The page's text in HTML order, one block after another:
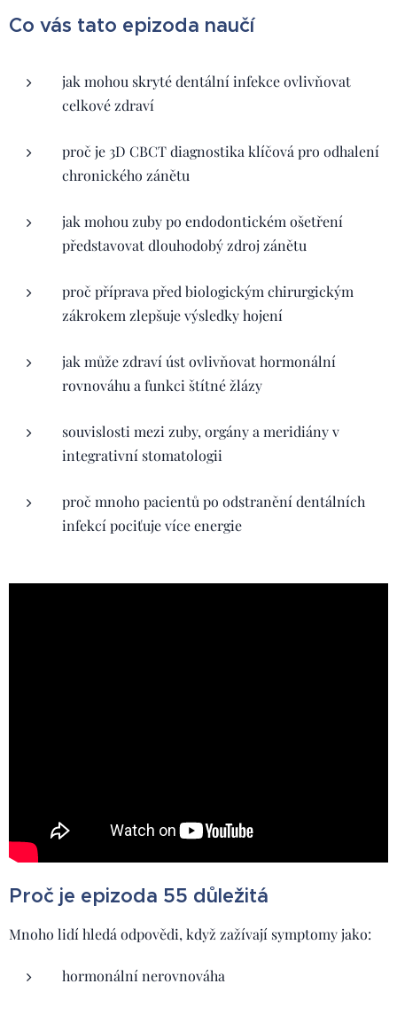
Co vás tato epizoda naučí
jak mohou skryté dentální infekce ovlivňovat
celkové zdraví
proč je 3D CBCT diagnostika klíčová pro odhalení
chronického zánětu
jak mohou zuby po endodontickém ošetření
představovat dlouhodobý zdroj zánětu
proč příprava před biologickým chirurgickým
zákrokem zlepšuje výsledky hojení
jak může zdraví úst ovlivňovat hormonální
rovnováhu a funkci štítné žlázy
souvislosti mezi zuby, orgány a meridiány v
integrativní stomatologii
proč mnoho pacientů po odstranění dentálních
infekcí pociťuje více energie
Proč je epizoda 55 důležitá
Mnoho lidí hledá odpovědi, když zažívají symptomy jako:
hormonální nerovnováha